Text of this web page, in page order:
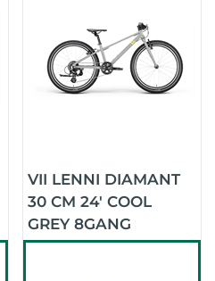
VII LENNI DIAMANT
30 CM 24' COOL
GREY 8GANG